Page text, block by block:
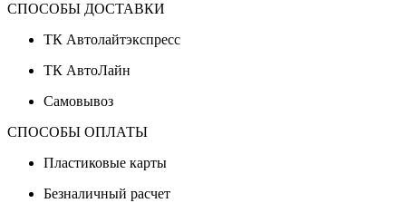
СПОСОБЫ ДОСТАВКИ
ТК Автолайтэкспресс
ТК АвтоЛайн
Самовывоз
СПОСОБЫ ОПЛАТЫ
Пластиковые карты
Безналичный расчет